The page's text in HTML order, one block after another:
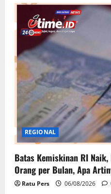
REGIONAL
Batas Kemiskinan RI
Orang per Bulan, Apa
Ratu Pers 06/08/2026